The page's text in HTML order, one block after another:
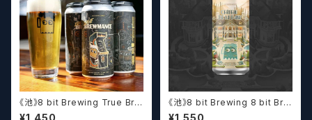
《池》8 bit Brewing True Bre
wmance (473ml) / トゥルー
¥1,450
《池》8 bit Brewing 8 bit Bre
wing Chateau De La Dank
¥1,550